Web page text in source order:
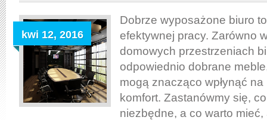
–
co
warto,
a
co
trzeba
mieć?
kwi 12, 2016
Dobrze wyposażone biuro
efektywnej pracy. Zarówno
domowych przestrzeniach
odpowiednio dobrane
mogą znacząco wpłynąć
komfort. Zastanówmy się,
niezbędne, a co warto